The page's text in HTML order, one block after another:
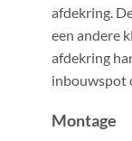
afdekring.
een andere
afdekring
inbouwspot
Montage